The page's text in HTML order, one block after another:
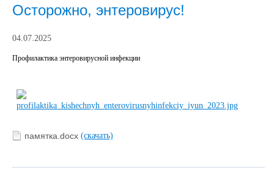
Осторожно, энтеровирус!
04.07.2025
Профилактика энтеровирусной инфекции
памятка.docx (скачать)